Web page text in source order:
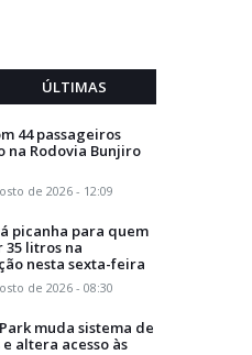
ÚLTIMAS
44 passageiros
na Rodovia Bunjiro
de 2026 - 12:09
picanha para quem
35 litros na
nesta sexta-feira
de 2026 - 08:30
muda sistema de
altera acesso às